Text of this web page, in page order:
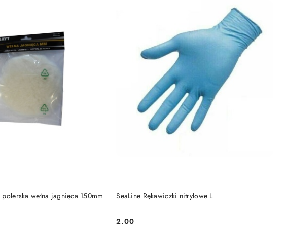
wełna jagnięca 150mm
DO KOSZYKA SeaLine Rękawiczki nitrylowe L
2.00
DO KOSZYKA